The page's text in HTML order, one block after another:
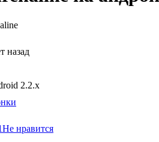
назад
2.2.x
Не нравится